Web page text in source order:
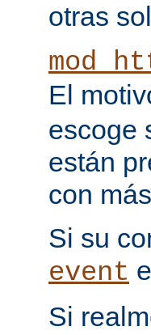
otras
El
escoge
están
con
Si su
event
Si